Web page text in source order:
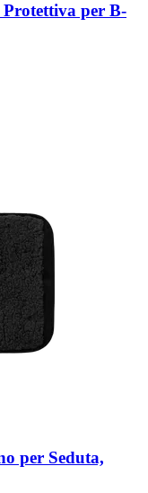
Protettiva per B-​
per Seduta,